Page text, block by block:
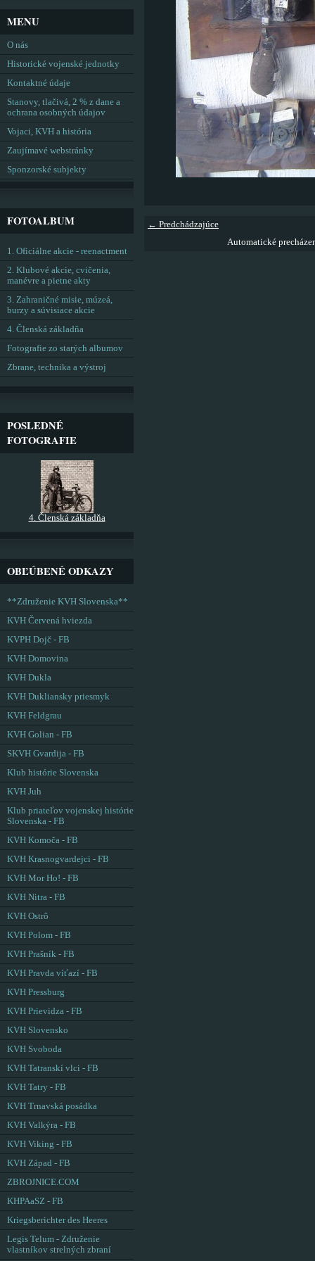
← Predchádzajúce
Automatické
MENU
O nás
Historické vojenské jednotky
Kontaktné údaje
Stanovy, tlačivá, 2 % z dane a
ochrana osobných údajov
Vojaci, KVH a história
Zaujímavé webstránky
Sponzorské subjekty
FOTOALBUM
1. Oficiálne akcie - reenactment
2. Klubové akcie, cvičenia,
manévre a pietne akty
3. Zahraničné misie, múzeá,
burzy a súvisiace akcie
4. Členská základňa
Fotografie zo starých albumov
Zbrane, technika a výstroj
POSLEDNÉ
FOTOGRAFIE
4. Členská základňa
OBĽÚBENÉ ODKAZY
**Združenie KVH Slovenska**
KVH Červená hviezda
KVPH Dojč - FB
KVH Domovina
KVH Dukla
KVH Dukliansky priesmyk
KVH Feldgrau
KVH Golian - FB
SKVH Gvardija - FB
Klub histórie Slovenska
KVH Juh
Klub priateľov vojenskej histórie
Slovenska - FB
KVH Komoča - FB
KVH Krasnogvardejci - FB
KVH Mor Ho! - FB
KVH Nitra - FB
KVH Ostrô
KVH Polom - FB
KVH Prašník - FB
KVH Pravda víťazí - FB
KVH Pressburg
KVH Prievidza - FB
KVH Slovensko
KVH Svoboda
KVH Tatranskí vlci - FB
KVH Tatry - FB
KVH Trnavská posádka
KVH Valkýra - FB
KVH Viking - FB
KVH Západ - FB
ZBROJNICE.COM
KHPAaSZ - FB
Kriegsberichter des Heeres
Legis Telum - Združenie
vlastníkov strelných zbraní